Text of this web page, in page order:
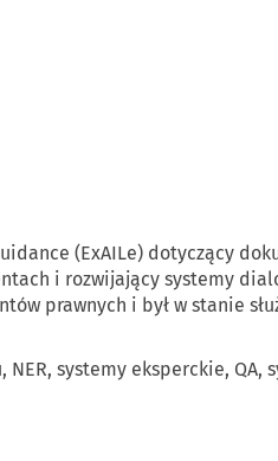
(ExAILe) dotyczący
i rozwijający systemy
prawnych i był w stanie
NER, systemy eksperckie, QA,